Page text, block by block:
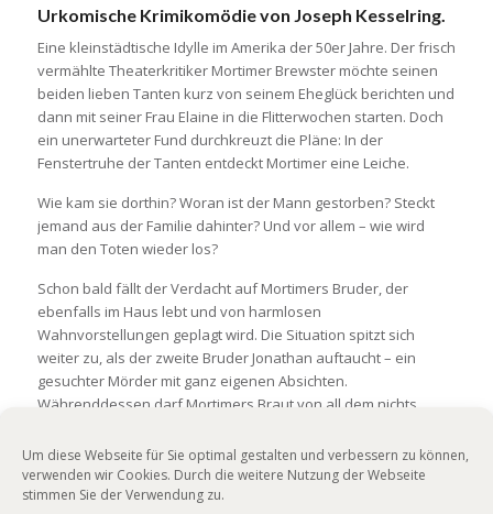
Um diese Webseite für Sie optimal gestalten und verbessern zu können,
verwenden wir Cookies. Durch die weitere Nutzung der Webseite
stimmen Sie der Verwendung zu.
Urkomische Krimikomödie von Joseph Kesselring.
Eine kleinstädtische Idylle im Amerika der 50er Jahre. Der frisch
vermählte Theaterkritiker Mortimer Brewster möchte seinen
beiden lieben Tanten kurz von seinem Eheglück berichten und
dann mit seiner Frau Elaine in die Flitterwochen starten. Doch
ein unerwarteter Fund durchkreuzt die Pläne: In der
Fenstertruhe der Tanten entdeckt Mortimer eine Leiche.
Wie kam sie dorthin? Woran ist der Mann gestorben? Steckt
jemand aus der Familie dahinter? Und vor allem – wie wird
man den Toten wieder los?
Schon bald fällt der Verdacht auf Mortimers Bruder, der
ebenfalls im Haus lebt und von harmlosen
Wahnvorstellungen geplagt wird. Die Situation spitzt sich
weiter zu, als der zweite Bruder Jonathan auftaucht – ein
gesuchter Mörder mit ganz eigenen Absichten.
Währenddessen darf Mortimers Braut von all dem nichts
Niagarafällen.
Turbulent, skurril und urkomisch – so entfaltet sich die